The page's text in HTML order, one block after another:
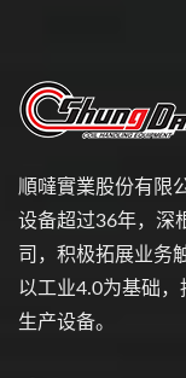
順噠實業股份有限
设备超过36年，深
司，积极拓​​展业务
以工业4.0为基础
生产设备。